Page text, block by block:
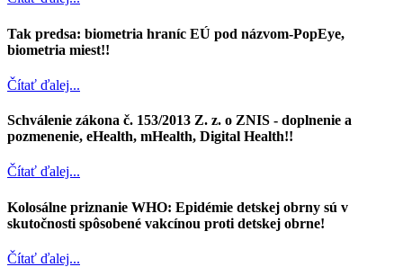
Tak predsa: biometria hraníc EÚ pod názvom-PopEye,
biometria miest!!
Čítať ďalej...
Schválenie zákona č. 153/2013 Z. z. o ZNIS - doplnenie a
pozmenenie, eHealth, mHealth, Digital Health!!
Čítať ďalej...
Kolosálne priznanie WHO: Epidémie detskej obrny sú v
skutočnosti spôsobené vakcínou proti detskej obrne!
Čítať ďalej...